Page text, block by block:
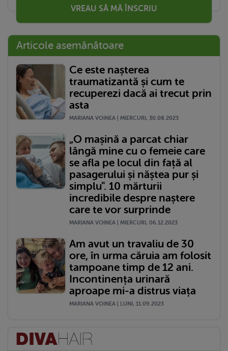
VREAU SĂ MĂ ÎNSCRIU
Articole asemănătoare
Ce este nașterea
traumatizantă și cum te
recuperezi dacă ai trecut prin
asta
MARIANA VOINEA | MIERCURI, 30.08.2023
„O mașină a parcat chiar
lângă mine cu o femeie care
se afla pe locul din față al
pasagerului și năștea pur și
simplu". 10 mărturii
incredibile despre naștere
care te vor surprinde
MARIANA VOINEA | MIERCURI, 06.12.2023
Am avut un travaliu de 30
ore, în urma căruia am folosit
tampoane timp de 12 ani.
Incontinența urinară
aproape mi-a distrus viața
MARIANA VOINEA | LUNI, 11.09.2023